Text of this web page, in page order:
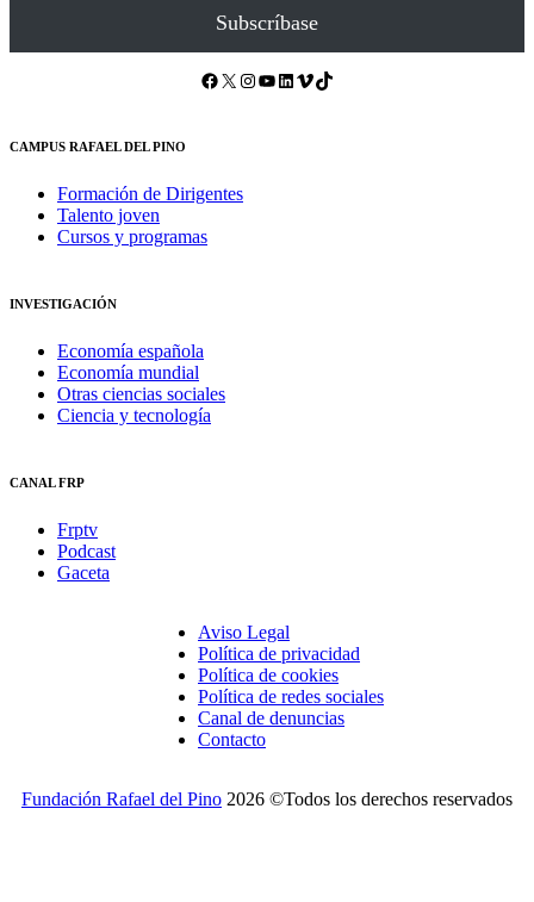
Subscríbase
Facebook X Instagram YouTube LinkedIn Vimeo TikTok
CAMPUS RAFAEL DEL PINO
Formación de Dirigentes
Talento joven
Cursos y programas
INVESTIGACIÓN
Economía española
Economía mundial
Otras ciencias sociales
Ciencia y tecnología
CANAL FRP
Frptv
Podcast
Gaceta
Aviso Legal
Política de privacidad
Política de cookies
Política de redes sociales
Canal de denuncias
Contacto
Fundación Rafael del Pino 2026 ©Todos los derechos reservados